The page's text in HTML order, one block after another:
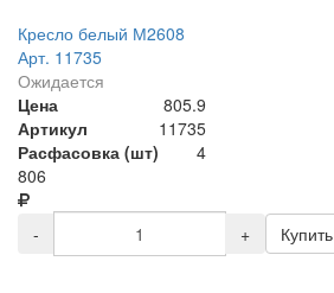
Кресло белый М2608
Арт. 11735
Ожидается
Цена
805.9
Артикул
11735
Расфасовка (шт)
4
806
- + Купить